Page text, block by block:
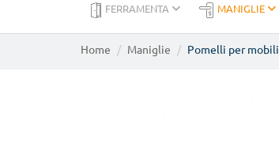
FERRAMENTA MANIGLIE
Home Maniglie Pomelli per mobili